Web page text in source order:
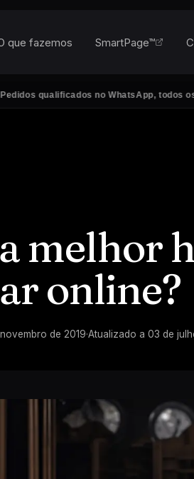
no WhatsApp, todos os dias
que fazemos SmartPage™
melhor
online?
de 2019·Atualizado a 03 de